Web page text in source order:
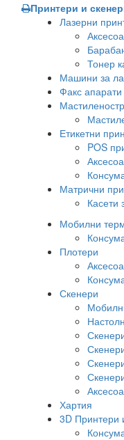
Принтери и
Лазерни
Тонер
Машини за
Факс апарати
Етикетни
POS
Матрични
Касети
Мобилни
Плотери
Скенери
Хартия
3D Принтери